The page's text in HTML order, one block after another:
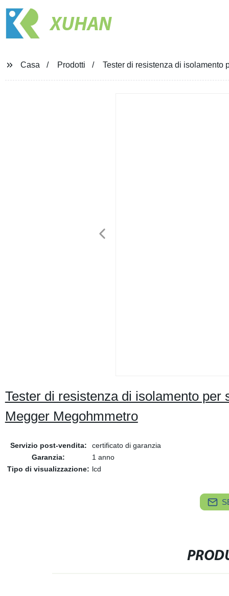
XUHAN
Casa Prodotti Tester di resistenza di isolamento
Tester di resistenza di isolamento
Megger Megohmmetro
Servizio post-vendita:
certificato di garanzia
Garanzia:
1 anno
Tipo di visualizzazione: lcd